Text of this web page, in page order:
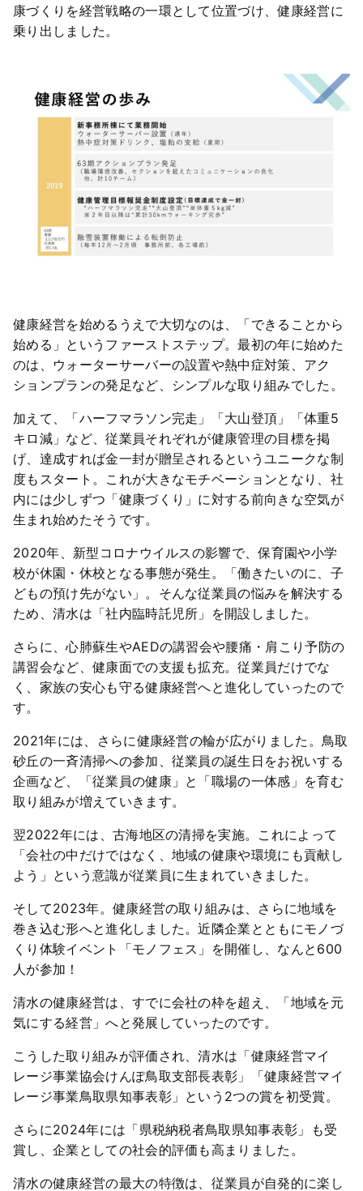
康づくりを経営戦略の一環として位置づけ、健康経営に
乗り出しました。
健康経営を始めるうえで大切なのは、「できることから
始める」というファーストステップ。最初の年に始めた
のは、ウォーターサーバーの設置や熱中症対策、アク
ションプランの発足など、シンプルな取り組みでした。
加えて、「ハーフマラソン完走」「大山登頂」「体重5
キロ減」など、従業員それぞれが健康管理の目標を掲
げ、達成すれば金一封が贈呈されるというユニークな制
度もスタート。これが大きなモチベーションとなり、社
内には少しずつ「健康づくり」に対する前向きな空気が
生まれ始めたそうです。
2020年、新型コロナウイルスの影響で、保育園や小学
校が休園・休校となる事態が発生。「働きたいのに、子
どもの預け先がない」。そんな従業員の悩みを解決する
ため、清水は「社内臨時託児所」を開設しました。
さらに、心肺蘇生やAEDの講習会や腰痛・肩こり予防の
講習会など、健康面での支援も拡充。従業員だけでな
く、家族の安心も守る健康経営へと進化していったので
す。
2021年には、さらに健康経営の輪が広がりました。鳥取
砂丘の一斉清掃への参加、従業員の誕生日をお祝いする
企画など、「従業員の健康」と「職場の一体感」を育む
取り組みが増えていきます。
翌2022年には、古海地区の清掃を実施。これによって
「会社の中だけではなく、地域の健康や環境にも貢献し
よう」という意識が従業員に生まれていきました。
そして2023年。健康経営の取り組みは、さらに地域を
巻き込む形へと進化しました。近隣企業とともにモノづ
くり体験イベント「モノフェス」を開催し、なんと600
人が参加！
清水の健康経営は、すでに会社の枠を超え、「地域を元
気にする経営」へと発展していったのです。
こうした取り組みが評価され、清水は「健康経営マイ
レージ事業協会けんぽ鳥取支部長表彰」「健康経営マイ
レージ事業鳥取県知事表彰」という2つの賞を初受賞。
さらに2024年には「県税納税者鳥取県知事表彰」も受
賞し、企業としての社会的評価も高まりました。
清水の健康経営の最大の特徴は、従業員が自発的に楽し